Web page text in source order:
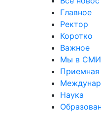
Главное
Ректор
Коротко
Важное
Мы в СМИ
Наука